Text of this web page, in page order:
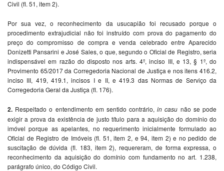
Civil (fl. 51, item 2).
Por sua vez, o reconhecimento da usucapião foi recusado porque o
procedimento extrajudicial não foi instruído com prova do pagamento do
preço do compromisso de compra e venda celebrado entre Aparecido
Donizetti Pansarini e José Sales, o que, segundo o Oficial de Registro, seria
indispensável em razão do disposto nos arts. 4º, inciso III, e 13, § 1º, do
Provimento 65/2017 da Corregedoria Nacional de Justiça e nos itens 416.2,
inciso III, 419, 419.1, incisos I e II, e 419.3 das Normas de Serviço da
Corregedoria Geral da Justiça (fl. 176).
2. Respeitado o entendimento em sentido contrário,in casu não se pode
exigir a prova da existência de justo título para a aquisição do domínio do
imóvel porque as apelantes, no requerimento inicialmente formulado ao
Oficial de Registro de Imóveis (fl. 51, item 2, e 94, item 2) e no pedido de
suscitação de dúvida (fl. 183, item 2), requereram, de forma expressa, o
reconhecimento da aquisição do domínio com fundamento no art. 1.238,
parágrafo único, do Código Civil.